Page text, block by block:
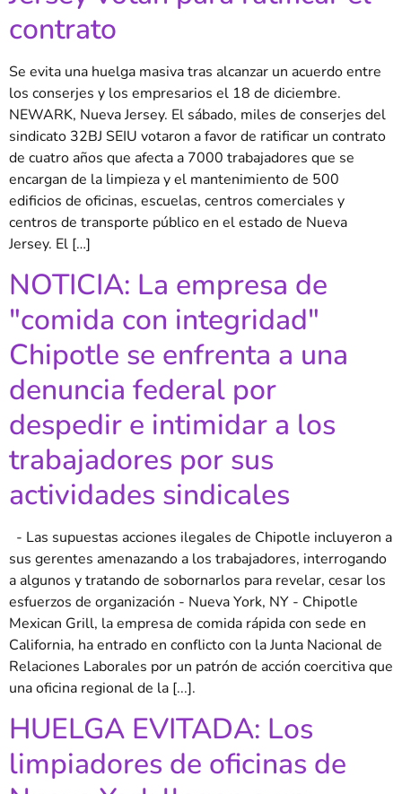
contrato
Se evita una huelga masiva tras alcanzar un acuerdo entre
los conserjes y los empresarios el 18 de diciembre.
NEWARK, Nueva Jersey. El sábado, miles de conserjes del
sindicato 32BJ SEIU votaron a favor de ratificar un contrato
de cuatro años que afecta a 7000 trabajadores que se
encargan de la limpieza y el mantenimiento de 500
edificios de oficinas, escuelas, centros comerciales y
centros de transporte público en el estado de Nueva
Jersey. El […]
NOTICIA: La empresa de
"comida con integridad"
Chipotle se enfrenta a una
denuncia federal por
despedir e intimidar a los
trabajadores por sus
actividades sindicales
- Las supuestas acciones ilegales de Chipotle incluyeron a
sus gerentes amenazando a los trabajadores, interrogando
a algunos y tratando de sobornarlos para revelar, cesar los
esfuerzos de organización - Nueva York, NY - Chipotle
Mexican Grill, la empresa de comida rápida con sede en
California, ha entrado en conflicto con la Junta Nacional de
Relaciones Laborales por un patrón de acción coercitiva que
una oficina regional de la [...].
HUELGA EVITADA: Los
limpiadores de oficinas de